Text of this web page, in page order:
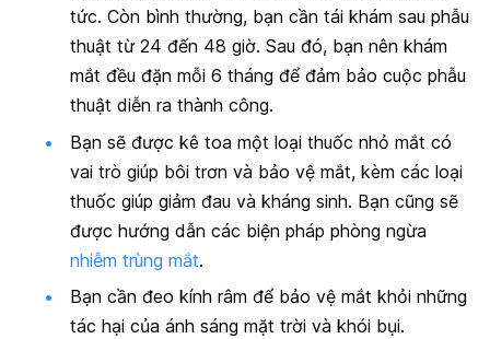
tức. Còn bình thường, bạn cần tái khám sau phẫu
thuật từ 24 đến 48 giờ. Sau đó, bạn nên khám
mắt đều đặn mỗi 6 tháng để đảm bảo cuộc phẫu
thuật diễn ra thành công.
Bạn sẽ được kê toa một loại thuốc nhỏ mắt có
vai trò giúp bôi trơn và bảo vệ mắt, kèm các loại
thuốc giúp giảm đau và kháng sinh. Bạn cũng sẽ
được hướng dẫn các biện pháp phòng ngừa
nhiễm trùng mắt.
Bạn cần đeo kính râm để bảo vệ mắt khỏi những
tác hại của ánh sáng mặt trời và khói bụi.